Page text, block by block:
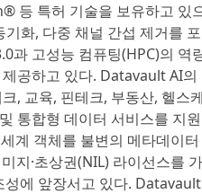
등 특허 기술을 보유하고 있
화, 다중 채널 간섭 제거를
과 고성능 컴퓨팅(HPC)의 역
공하고 있다. Datavault AI
, 교육, 핀테크, 부동산, 헬스
통합형 데이터 서비스를
계 객체를 불변의 메타데이
지·초상권(NIL) 라이선스를
성에 앞장서고 있다.